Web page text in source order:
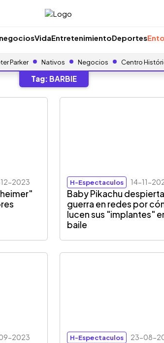
VidaEntretenimientoDeportes
Parker Nativos Negocios Centro
Tag: BARBIE
2023 H-Espectaculos 14-11-
Baby Pikachu despierta
guerra en redes por
lucen sus "implantes"
baile
2023 H-Espectaculos 23-08-